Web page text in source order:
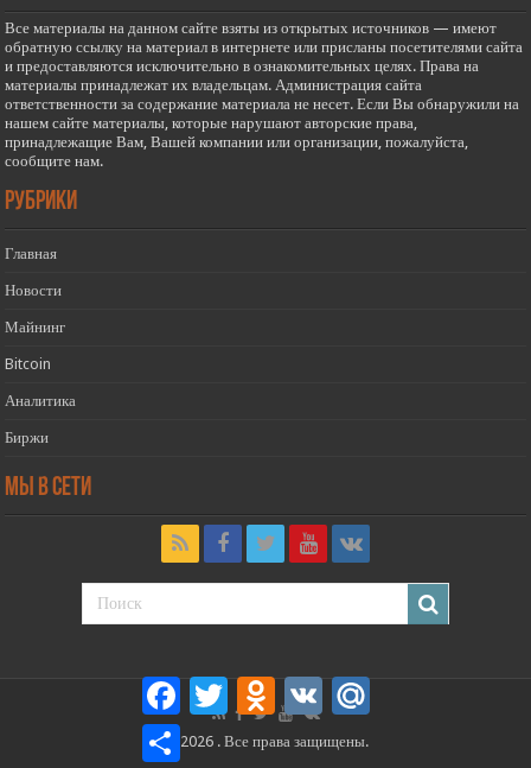
Все материалы на данном сайте взяты из открытых источников — имеют
обратную ссылку на материал в интернете или присланы посетителями сайта
и предоставляются исключительно в ознакомительных целях. Права на
материалы принадлежат их владельцам. Администрация сайта
ответственности за содержание материала не несет. Если Вы обнаружили на
нашем сайте материалы, которые нарушают авторские права,
принадлежащие Вам, Вашей компании или организации, пожалуйста,
сообщите нам.
РУБРИКИ
Главная
Новости
Майнинг
Bitcoin
Аналитика
Биржи
Мы в сети
© 2026 . Все права защищены.
FacebookTwitter Odnoklassniki
VK
Отправить